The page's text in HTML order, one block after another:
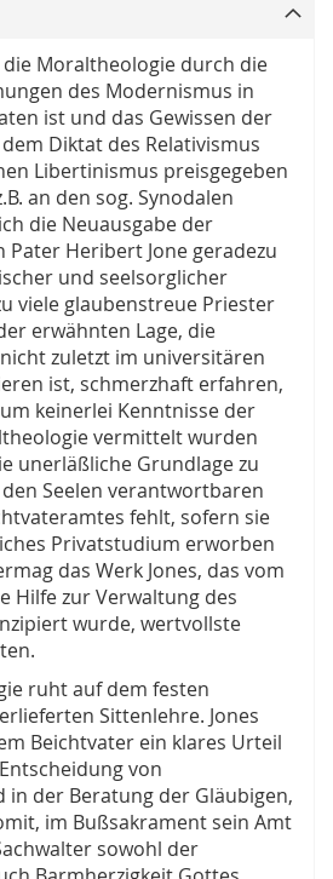
Moraltheologie durch die
des Modernismus in
ist und das Gewissen der
Diktat des Relativismus
Libertinismus preisgegeben
an den sog. Synodalen
die Neuausgabe der
Heribert Jone geradezu
und seelsorglicher
viele glaubenstreue Priester
erwähnten Lage, die
zuletzt im universitären
ist, schmerzhaft erfahren,
keinerlei Kenntnisse der
vermittelt wurden
unerläßliche Grundlage zu
Seelen verantwortbaren
fehlt, sofern sie
Privatstudium erworben
das Werk Jones, das vom
Hilfe zur Verwaltung des
wurde, wertvollste
ruht auf dem festen
Sittenlehre. Jones
Beichtvater ein klares Urteil
von
in der Beratung der Gläubigen,
im Bußsakrament sein Amt
sowohl der